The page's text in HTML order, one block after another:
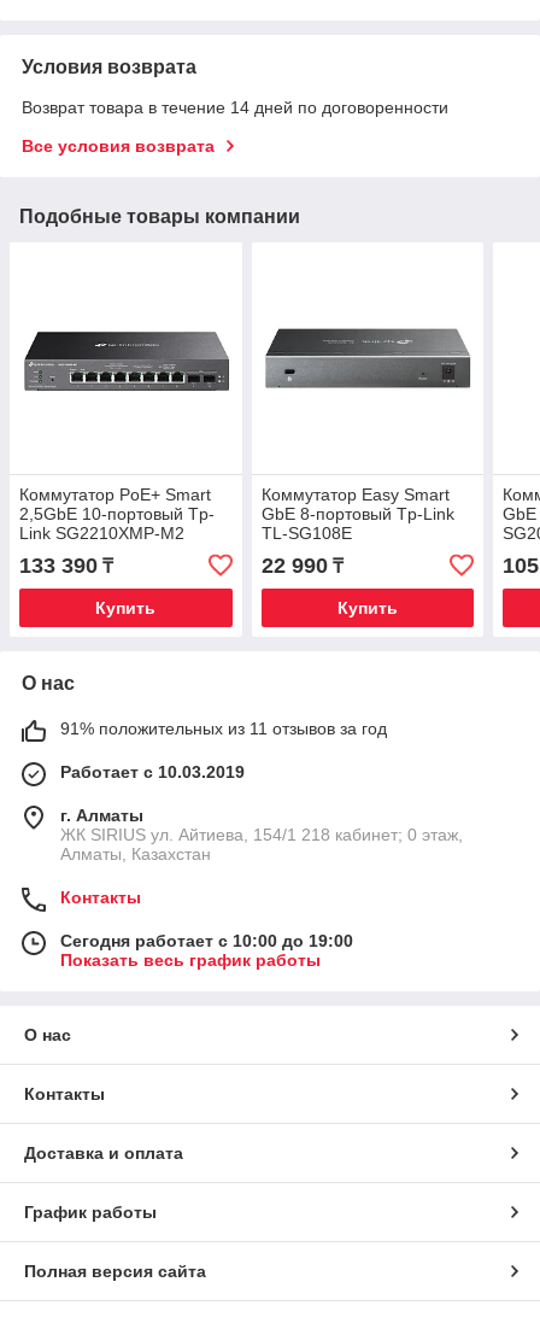
Условия возврата
Возврат товара в течение 14 дней по договоренности
Все условия возврата
Подобные товары компании
Коммутатор PoE+ Smart
2,5GbE 10-портовый Tp-
Link SG2210XMP-M2
133 390 ₸
Купить
Коммутатор Easy Smart
GbE 8-портовый Tp-Link
TL-SG108E
22 990₸
Купить
О нас
91% положительных из 11 отзывов за год
Работает с 10.03.2019
г. Алматы
​ЖК SIRIUS​ ул. Айтиева, 154/1​ 218 кабинет; 0 этаж,
Алматы, Казахстан
Контакты
Сегодня работает с 10:00 до 19:00
Показать весь график работы
О нас
Контакты
Доставка и оплата
График работы
Полная версия сайта